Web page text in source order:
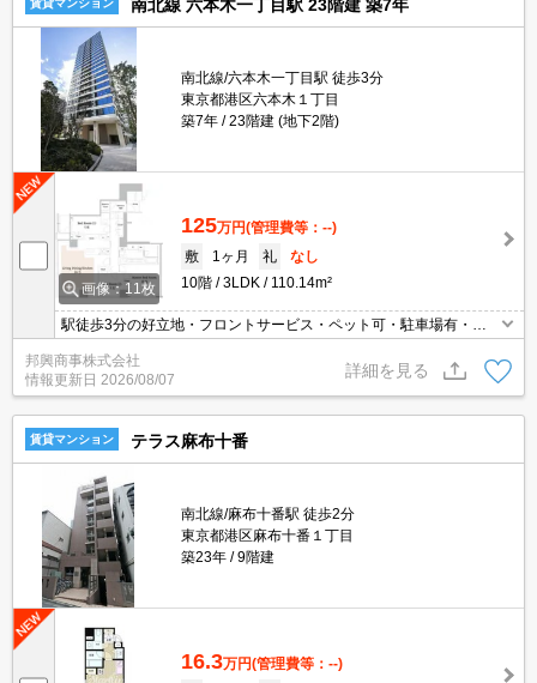
賃貸マンション 南北線 六本木一丁目駅 23階建 築7年
南北線/六本木一丁目駅 徒歩3分
東京都港区六本木１丁目
築7年
23階建 (地下2階)
画像：11枚
125万円(管理費等：--)
敷
1ヶ月 礼
なし
10階
3LDK 110.14m²
駅徒歩3分の好立地・フロントサービス・ペット可・駐車場有・ト
ランクルーム有・食洗機・浄水器・ディスポーザー・追焚機能・浴
室乾燥・床暖房・買物便利・再契約可・各階ゴミ置場・セコム・免
震構造・分譲タイプ
邦興商事株式会社
情報更新日 2026/08/07
詳細を見る
賃貸マンション テラス麻布十番
南北線/麻布十番駅 徒歩2分
東京都港区麻布十番１丁目
築23年
9階建
16.3万円(管理費等：--)